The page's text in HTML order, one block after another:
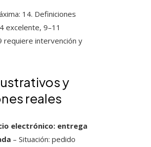
14. Definiciones
excelente, 9–11
requiere intervención y
y
reales
electrónico: entrega
– Situación: pedido